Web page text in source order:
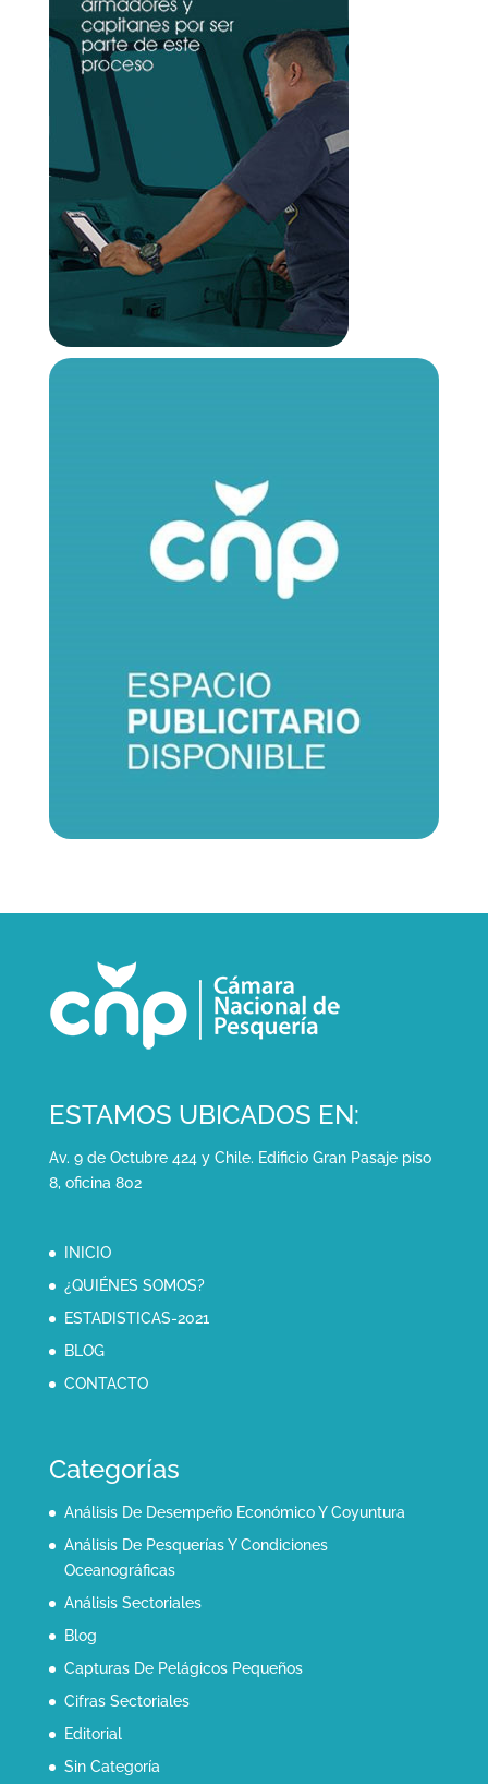
ESTAMOS UBICADOS EN:
Av. 9 de Octubre 424 y Chile. Edificio Gran Pasaje piso
8, oficina 802
INICIO
¿QUIÉNES SOMOS?
ESTADISTICAS-2021
BLOG
CONTACTO
Categorías
Análisis De Desempeño Económico Y Coyuntura
Análisis De Pesquerías Y Condiciones
Oceanográficas
Análisis Sectoriales
Blog
Capturas De Pelágicos Pequeños
Cifras Sectoriales
Editorial
Sin Categoría